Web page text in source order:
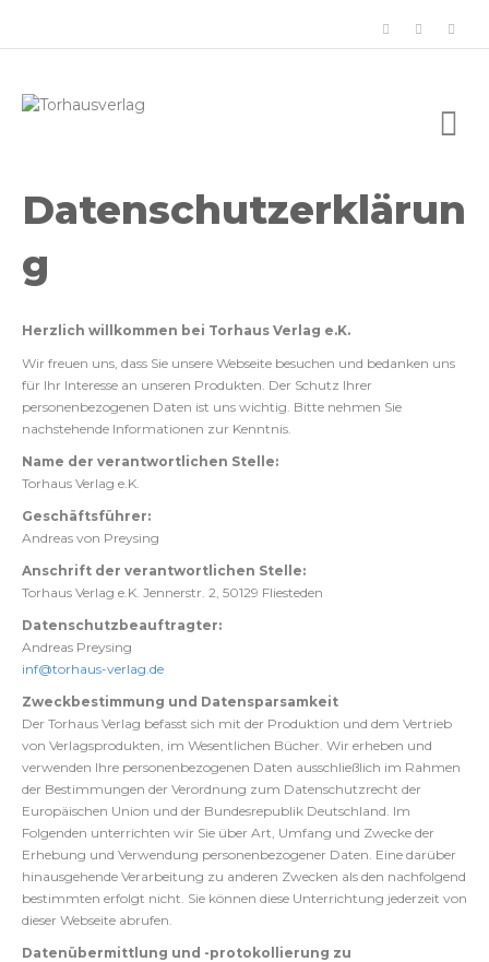
a
k
o
u
n
g
a
Datenschutzerklärun
g
Herzlich willkommen bei Torhaus Verlag e.K.
Wir freuen uns, dass Sie unsere Webseite besuchen und bedanken uns
für Ihr Interesse an unseren Produkten. Der Schutz Ihrer
personenbezogenen Daten ist uns wichtig. Bitte nehmen Sie
nachstehende Informationen zur Kenntnis.
Name der verantwortlichen Stelle:
Torhaus Verlag e.K.
Geschäftsführer:
Andreas von Preysing
Anschrift der verantwortlichen Stelle:
Torhaus Verlag e.K. Jennerstr. 2, 50129 Fliesteden
Datenschutzbeauftragter:
Andreas Preysing
inf@torhaus-verlag.de
Zweckbestimmung und Datensparsamkeit
Der Torhaus Verlag befasst sich mit der Produktion und dem Vertrieb
von Verlagsprodukten, im Wesentlichen Bücher. Wir erheben und
verwenden Ihre personenbezogenen Daten ausschließlich im Rahmen
der Bestimmungen der Verordnung zum Datenschutzrecht der
Europäischen Union und der Bundesrepublik Deutschland. Im
Folgenden unterrichten wir Sie über Art, Umfang und Zwecke der
Erhebung und Verwendung personenbezogener Daten. Eine darüber
hinausgehende Verarbeitung zu anderen Zwecken als den nachfolgend
bestimmten erfolgt nicht. Sie können diese Unterrichtung jederzeit von
dieser Webseite abrufen.
Datenübermittlung und -protokollierung zu